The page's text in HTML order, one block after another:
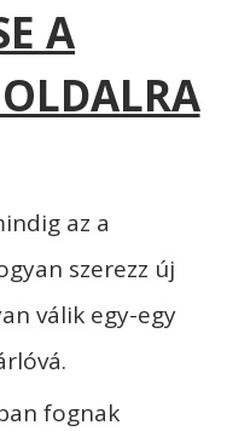
A
az a
szerezz új
válik egy-egy
fognak